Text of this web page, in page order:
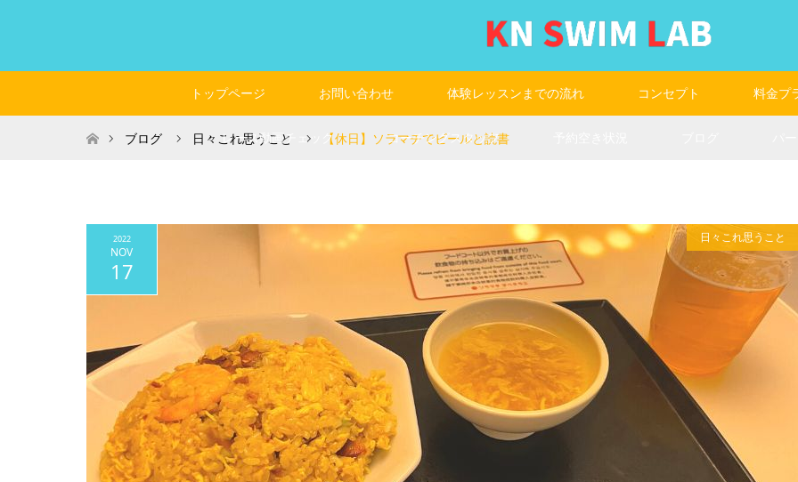
トップページ お問い合わせ 体験レッスンまでの流れ コンセプト 料金プ
レース動画チェック コーチングスタッフ
ホームブログ 日々これ思うこと 【休日】ソラマチでビールと読書
2022
NOV
17
日々これ思うこと